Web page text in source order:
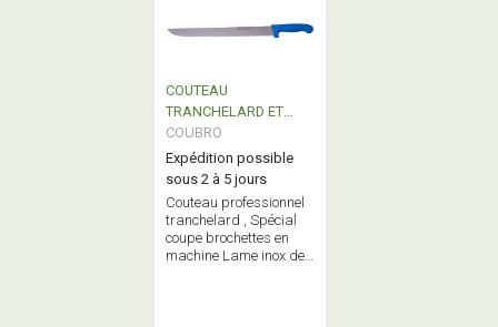
COUTEAU
TRANCHELARD ET
SPÉCIAL COUPE
BROCHETTES Lame de
40cm
COUBRO
Expédition possible
sous 2 à 5 jours
Couteau professionnel
tranchelard , Spécial
coupe brochettes en
machine Lame inox de